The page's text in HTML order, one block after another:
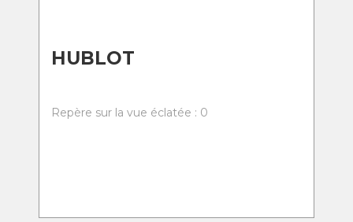
HUBLOT
Repère sur la vue éclatée : 0